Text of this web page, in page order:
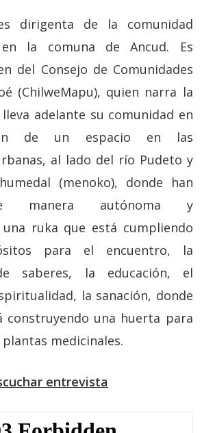
dirigenta de la comunidad
la comuna de Ancud. Es
del Consejo de Comunidades
(ChilweMapu), quien narra la
adelante su comunidad en
de un espacio en las
al lado del río Pudeto y
(menoko), donde han
manera autónoma y
ruka que está cumpliendo
para el encuentro, la
saberes, la educación, el
la sanación, donde
construyendo una huerta para
medicinales.
entrevista